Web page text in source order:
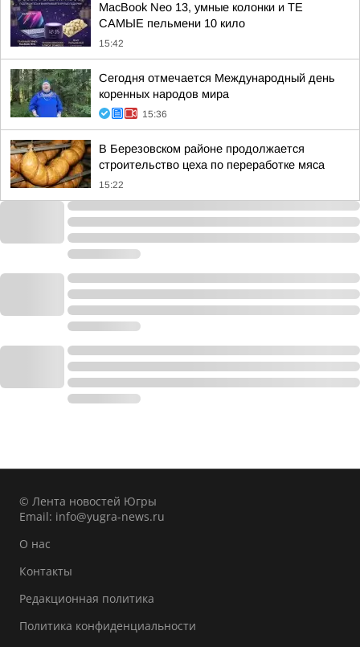
MacBook Neo 13, умные колонки и ТЕ
САМЫЕ пельмени 10 кило
15:42
Сегодня отмечается Международный день
коренных народов мира
15:36
В Березовском районе продолжается
строительство цеха по переработке мяса
15:22
© Лента новостей Югры
Email: info@yugra-news.ru
О нас
Контакты
Редакционная политика
Политика конфиденциальности